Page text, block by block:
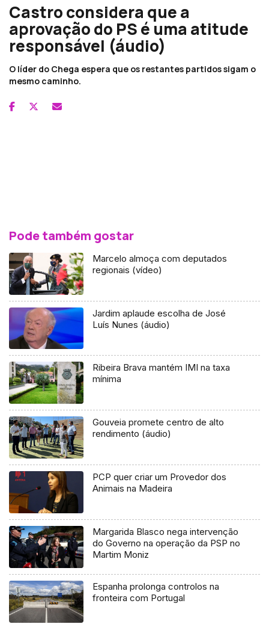
Castro considera que a
aprovação do PS é uma atitude
responsável (áudio)
O líder do Chega espera que os restantes partidos sigam o
mesmo caminho.
Pode também gostar
Marcelo almoça com deputados
regionais (vídeo)
Jardim aplaude escolha de José
Luís Nunes (áudio)
Ribeira Brava mantém IMI na taxa
mínima
Gouveia promete centro de alto
rendimento (áudio)
PCP quer criar um Provedor dos
Animais na Madeira
Margarida Blasco nega intervenção
do Governo na operação da PSP no
Martim Moniz
Espanha prolonga controlos na
fronteira com Portugal